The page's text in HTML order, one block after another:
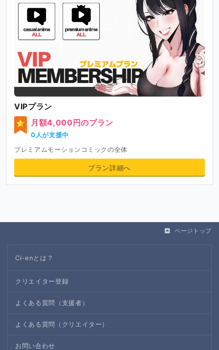
VIPプラン
月額4,000円のプラン
0人が支援中
プレミアムモーションコミックの全体
プラン詳細へ
ページトップ
Ci-enとは？
クリエイター登録
よくある質問（支援者）
よくある質問（クリエイター）
お問い合わせ